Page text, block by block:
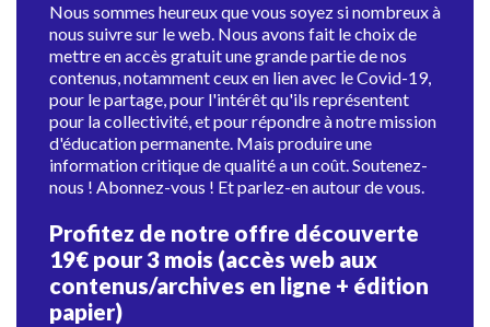
Nous sommes heureux que vous soyez si nombreux à
nous suivre sur le web. Nous avons fait le choix de
mettre en accès gratuit une grande partie de nos
contenus, notamment ceux en lien avec le Covid-19,
pour le partage, pour l'intérêt qu'ils représentent
pour la collectivité, et pour répondre à notre mission
d'éducation permanente. Mais produire une
information critique de qualité a un coût. Soutenez-
nous ! Abonnez-vous ! Et parlez-en autour de vous.
Profitez de notre offre découverte
19€ pour 3 mois (accès web aux
contenus/archives en ligne + édition
papier)